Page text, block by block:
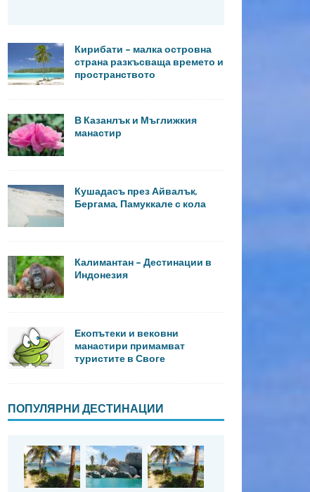
Кирибати – малка островна
страна разкъсваща времето и
пространството
В Казанлък и Мъглижкия
манастир
Кушадасъ през Айвалък,
Бергама, Памуккале с кола
Калимантан – Дестинации в
Индонезия
Екопътеки и вековни
манастири примамват
туристите в Своге
ПОПУЛЯРНИ ДЕСТИНАЦИИ